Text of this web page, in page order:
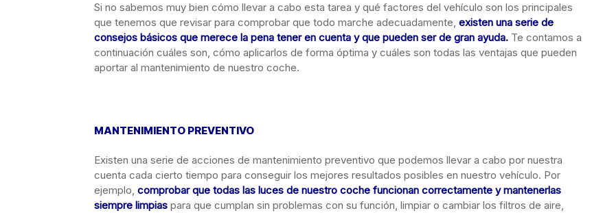
Si no sabemos muy bien cómo llevar a cabo esta tarea y qué factores del vehículo son los principales
que tenemos que revisar para comprobar que todo marche adecuadamente, existen una serie de
consejos básicos que merece la pena tener en cuenta y que pueden ser de gran ayuda. Te contamos a
continuación cuáles son, cómo aplicarlos de forma óptima y cuáles son todas las ventajas que pueden
aportar al mantenimiento de nuestro coche.
MANTENIMIENTO PREVENTIVO
Existen una serie de acciones de mantenimiento preventivo que podemos llevar a cabo por nuestra
cuenta cada cierto tiempo para conseguir los mejores resultados posibles en nuestro vehículo. Por
ejemplo, comprobar que todas las luces de nuestro coche funcionan correctamente y mantenerlas
siempre limpias para que cumplan sin problemas con su función, limpiar o cambiar los filtros de aire,